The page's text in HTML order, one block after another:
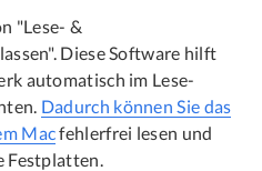
"Lese- &
Diese Software hilft
automatisch im Lese-
Dadurch können Sie das
Macfehlerfrei lesen und
Festplatten.